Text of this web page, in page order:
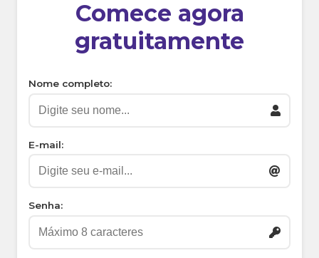
Comece agora
gratuitamente
Nome completo:
E-mail:
Senha: